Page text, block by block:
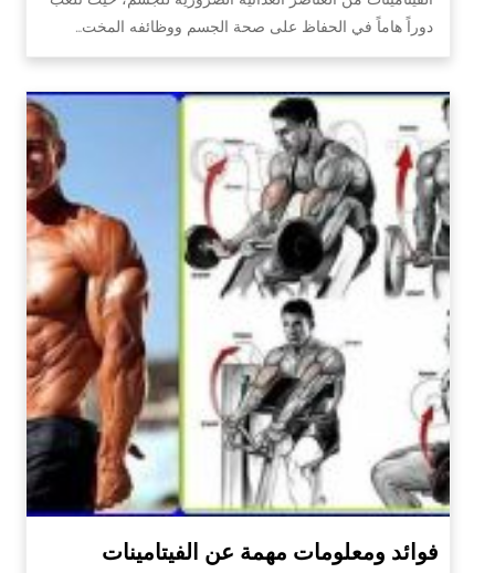
دوراً هاماً في الحفاظ على صحة الجسم ووظائفه المخت…
فوائد ومعلومات مهمة عن الفيتامينات